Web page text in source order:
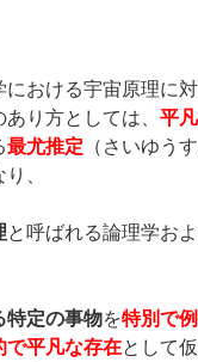
における宇宙原理に
あり方としては、平
最尤推定 （さいゆう
、
と呼ばれる論理学お
特定の事物を特別で
で平凡な存在として